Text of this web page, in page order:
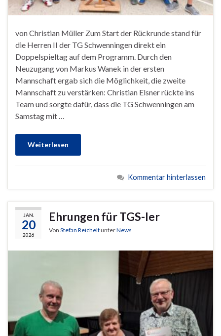
von Christian Müller Zum Start der Rückrunde stand für
die Herren II der TG Schwenningen direkt ein
Doppelspieltag auf dem Programm. Durch den
Neuzugang von Markus Wanek in der ersten
Mannschaft ergab sich die Möglichkeit, die zweite
Mannschaft zu verstärken: Christian Elsner rückte ins
Team und sorgte dafür, dass die TG Schwenningen am
Samstag mit …
Weiterlesen
Kommentar hinterlassen
JAN.
20
2026
Ehrungen für TGS-ler
Von Stefan ReicheltunterNews